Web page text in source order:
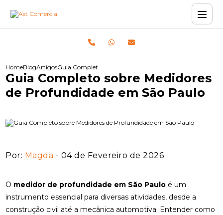
HomeBlogArtigosGuia Completo sobre Medidores de Profundidade em São
Guia Completo sobre Medidores
de Profundidade em São Paulo
Por: Magda - 04 de Fevereiro de 2026
O medidor de profundidade em São Paulo é um
instrumento essencial para diversas atividades, desde a
construção civil até a mecânica automotiva. Entender como